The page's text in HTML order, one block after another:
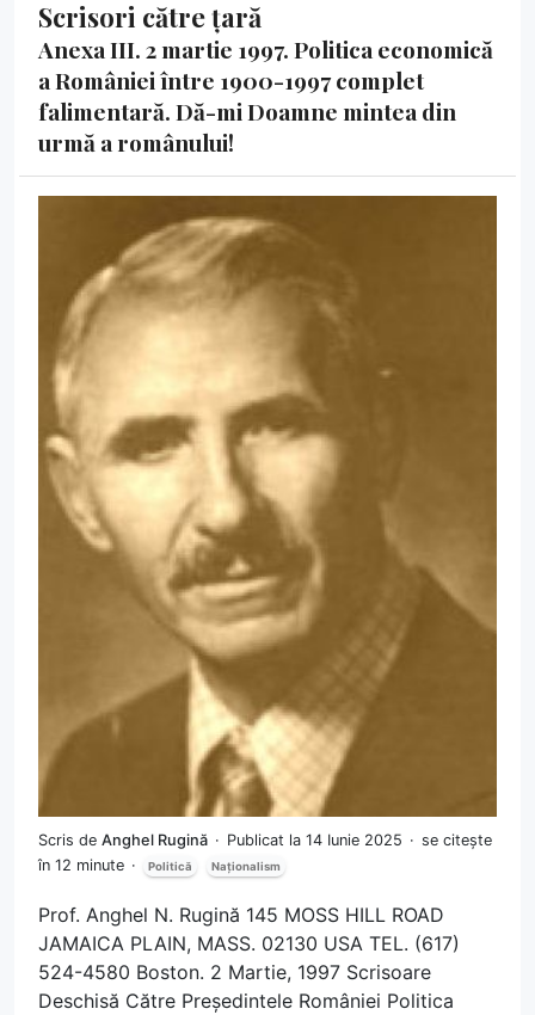
Scrisori către țară
Anexa III. 2 martie 1997. Politica economică
a României între 1900-1997 complet
falimentară. Dă-mi Doamne mintea din
urmă a românului!
Scris de Anghel Rugină Publicat la 14 Iunie 2025
se citește
în 12 minute
Politică Naționalism
Prof. Anghel N. Rugină 145 MOSS HILL ROAD
JAMAICA PLAIN, MASS. 02130 USA TEL. (617)
524-4580 Boston. 2 Martie, 1997 Scrisoare
Deschisă Către Președintele României Politica